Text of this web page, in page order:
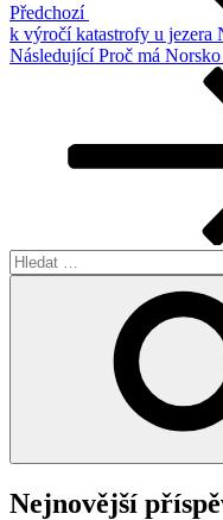
Předchozí
k výročí katastrofy u jezera
Následující
Následující Proč má
Hledat:
Nejnovější